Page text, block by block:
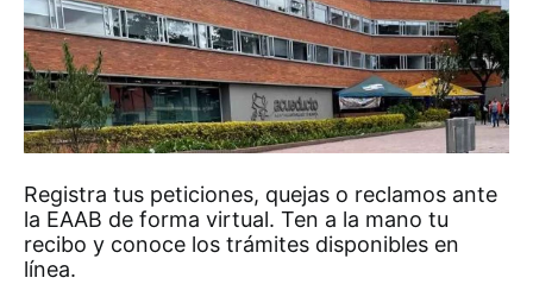
Registra tus peticiones, quejas o reclamos ante
la EAAB de forma virtual. Ten a la mano tu
recibo y conoce los trámites disponibles en
línea.